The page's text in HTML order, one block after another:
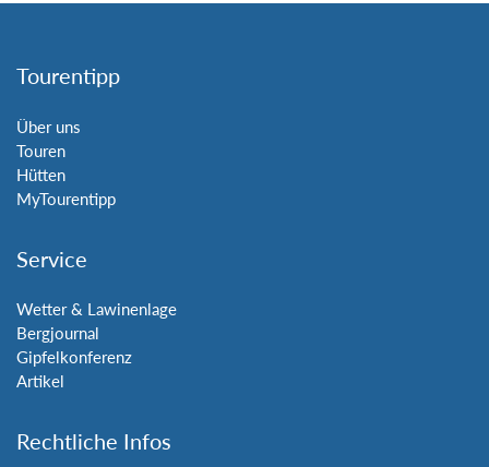
Tourentipp
Über uns
Touren
Hütten
MyTourentipp
Service
Wetter & Lawinenlage
Bergjournal
Gipfelkonferenz
Artikel
Rechtliche Infos